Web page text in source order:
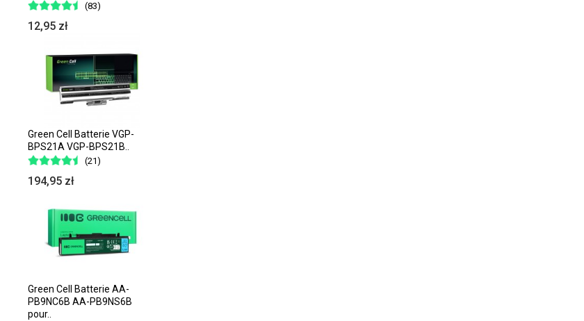
(83)
12,95 zł
Green Cell Batterie VGP-
BPS21A VGP-BPS21B..
(21)
194,95 zł
Green Cell Batterie AA-
PB9NC6B AA-PB9NS6B
pour..